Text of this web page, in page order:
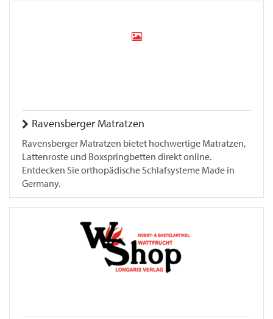
Ravensberger Matratzen
Ravensberger Matratzen bietet hochwertige Matratzen,
Lattenroste und Boxspringbetten direkt online.
Entdecken Sie orthopädische Schlafsysteme Made in
Germany.